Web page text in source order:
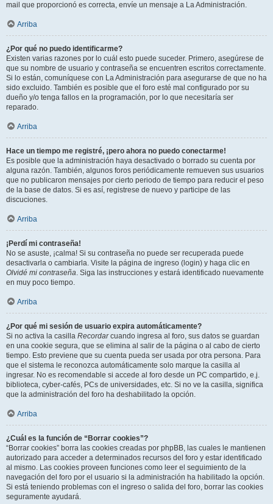
mail que proporcionó es correcta, envíe un mensaje a La Administración.
Arriba
¿Por qué no puedo identificarme?
Existen varias razones por lo cuál esto puede suceder. Primero, asegúrese de
que su nombre de usuario y contraseña se encuentren escritos correctamente.
Si lo están, comuníquese con La Administración para asegurarse de que no ha
sido excluido. También es posible que el foro esté mal configurado por su
dueño y/o tenga fallos en la programación, por lo que necesitaría ser
reparado.
Arriba
Hace un tiempo me registré, ¡pero ahora no puedo conectarme!
Es posible que la administración haya desactivado o borrado su cuenta por
alguna razón. También, algunos foros periódicamente remueven sus usuarios
que no publicaron mensajes por cierto periodo de tiempo para reducir el peso
de la base de datos. Si es así, registrese de nuevo y participe de las
discuciones.
Arriba
¡Perdí mi contraseña!
No se asuste, ¡calma! Si su contraseña no puede ser recuperada puede
desactivarla o cambiarla. Visite la página de ingreso (login) y haga clic en
Olvidé mi contraseña. Siga las instrucciones y estará identificado nuevamente
en muy poco tiempo.
Arriba
¿Por qué mi sesión de usuario expira automáticamente?
Si no activa la casilla Recordarcuando ingresa al foro, sus datos se guardan
en una cookie segura, que se elimina al salir de la página o al cabo de cierto
tiempo. Esto previene que su cuenta pueda ser usada por otra persona. Para
que el sistema le reconozca automáticamente solo marque la casilla al
ingresar. No es recomendable si accede al foro desde un PC compartido, e.j.
biblioteca, cyber-cafés, PCs de universidades, etc. Si no ve la casilla, significa
que la administración del foro ha deshabilitado la opción.
Arriba
¿Cuál es la función de “Borrar cookies”?
“Borrar cookies” borra las cookies creadas por phpBB, las cuales le mantienen
autorizado para acceder a determinados recursos del foro y estar identificado
al mismo. Las cookies proveen funciones como leer el seguimiento de la
navegación del foro por el usuario si la administración ha habilitado la opción.
Si está teniendo problemas con el ingreso o salida del foro, borrar las cookies
seguramente ayudará.